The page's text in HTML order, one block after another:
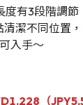
度有3段階調
潔不同位置
入手～
（